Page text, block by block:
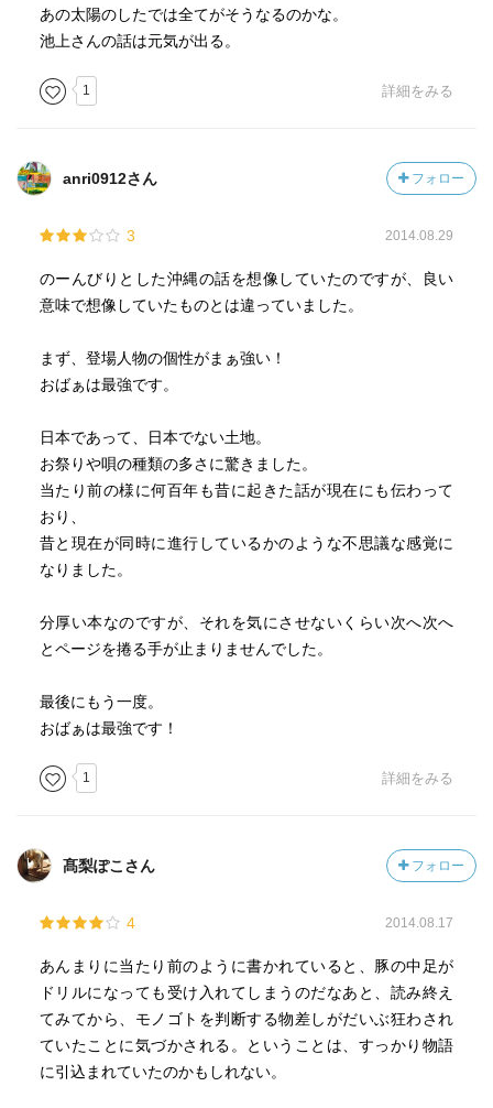
あの太陽のしたでは全てがそうなるのかな。
池上さんの話は元気が出る。
1 詳細をみる
anri0912さん フォロー
3 2014.08.29
のーんびりとした沖縄の話を想像していたのですが、良い
意味で想像していたものとは違っていました。
まず、登場人物の個性がまぁ強い！
おばぁは最強です。
日本であって、日本でない土地。
お祭りや唄の種類の多さに驚きました。
当たり前の様に何百年も昔に起きた話が現在にも伝わって
おり、
昔と現在が同時に進行しているかのような不思議な感覚に
なりました。
分厚い本なのですが、それを気にさせないくらい次へ次へ
とページを捲る手が止まりませんでした。
最後にもう一度。
おばぁは最強です！
1 詳細をみる
髙梨ぽこさん フォロー
4 2014.08.17
あんまりに当たり前のように書かれていると、豚の中足が
ドリルになっても受け入れてしまうのだなあと、読み終え
てみてから、モノゴトを判断する物差しがだいぶ狂わされ
ていたことに気づかされる。ということは、すっかり物語
に引込まれていたのかもしれない。